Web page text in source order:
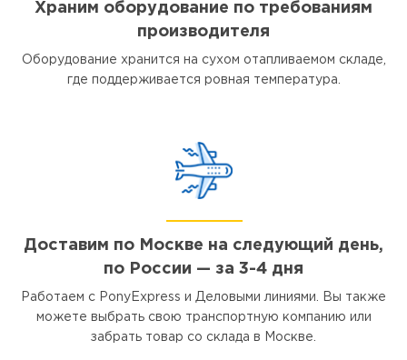
Храним оборудование по требованиям
производителя
Оборудование хранится на сухом отапливаемом складе,
где поддерживается ровная температура.
Доставим по Москве на следующий день,
по России — за 3-4 дня
Работаем с PonyExpress и Деловыми линиями. Вы также
можете выбрать свою транспортную компанию или
забрать товар со склада в Москве.